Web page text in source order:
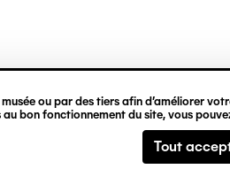
ou par des tiers afin d’améliorer
au bon fonctionnement du site, vous
Tout